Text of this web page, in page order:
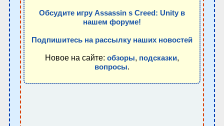
Обсудите игру Assassin s Creed: Unity в
нашем форуме!
Подпишитесь на рассылку наших новостей
Новое на сайте: обзоры, подсказки,
вопросы.